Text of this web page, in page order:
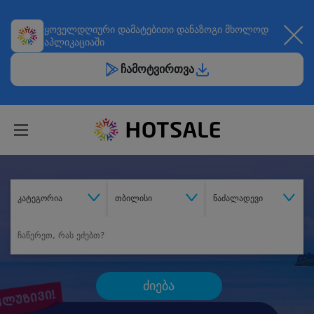
ყოველდღიური დამატებითი დანაზოგი მხოლოდ
აპლიკაციაში
ჩამოტვირთვა
კატეგორია თბილისი ნაძალადევი
ძიება